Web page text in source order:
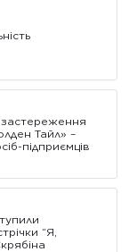
застереження
Тайл» –
підприємців
“Я,